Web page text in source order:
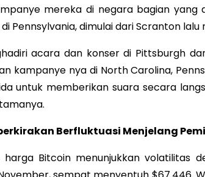
mereka di negara bagian yang
Pennsylvania, dimulai dari Scranton
acara dan konser di Pittsburgh
kampanye nya di North Carolina,
untuk memberikan suara secara
Berfluktuasi Menjelang
harga Bitcoin menunjukkan volatilitas